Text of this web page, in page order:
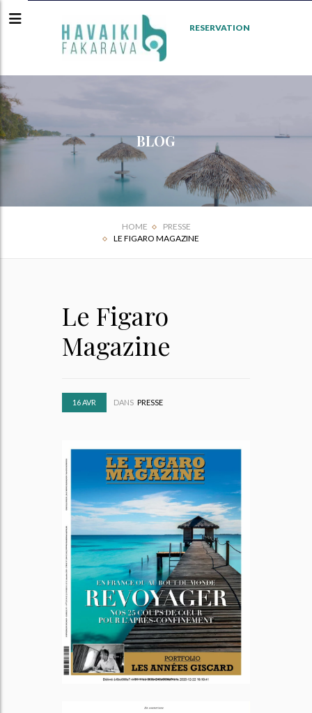
RESERVATION
BLOG
HOME
PRESSE
LE FIGARO MAGAZINE
Le Figaro
Magazine
16 AVR DANS PRESSE